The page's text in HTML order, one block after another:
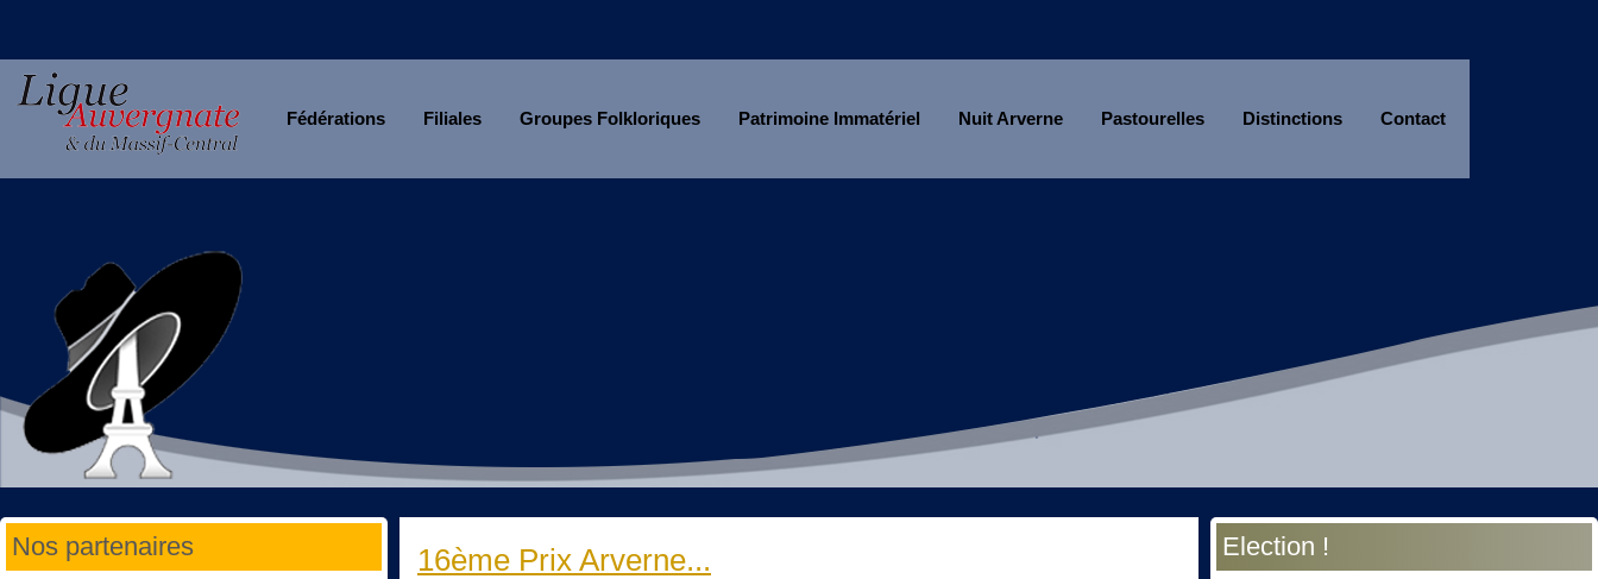
Fédérations Filiales Groupes Folkloriques Patrimoine Immatériel Nuit Arverne Pastourelles Distinctions Contact
Nos partenaires 16ème Prix Arverne... Election !
Année
précédente
Mois
précédent
Année
suivante
Mois
suivant